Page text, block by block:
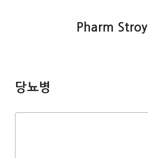
Pharm Stroy
당뇨병